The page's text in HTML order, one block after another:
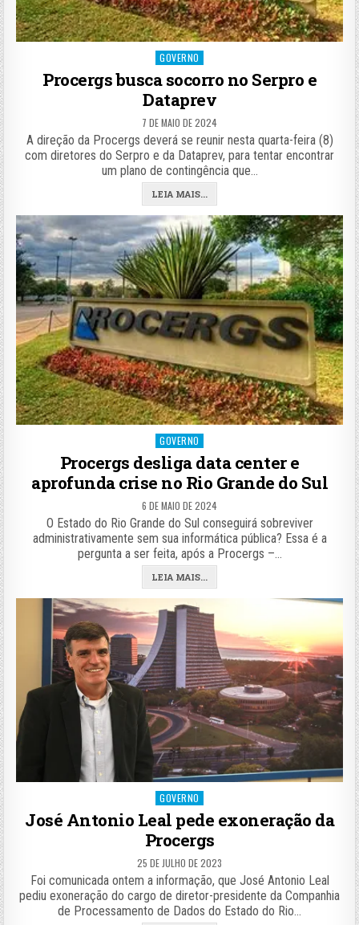
Posted
GOVERNO
Procergs busca socorro no Serpro e
Dataprev
7 DE MAIO DE 2024
A direção da Procergs deverá se reunir nesta quarta-feira (8)
com diretores do Serpro e da Dataprev, para tentar encontrar
um plano de contingência que…
LEIA MAIS...
Posted
in
GOVERNO
Procergs desliga data center e
aprofunda crise no Rio Grande do Sul
6 DE MAIO DE 2024
O Estado do Rio Grande do Sul conseguirá sobreviver
administrativamente sem sua informática pública? Essa é a
pergunta a ser feita, após a Procergs –…
LEIA MAIS...
Posted
GOVERNO
José Antonio Leal pede exoneração da
Procergs
25 DE JULHO DE 2023
Foi comunicada ontem a informação, que José Antonio Leal
pediu exoneração do cargo de diretor-presidente da Companhia
de Processamento de Dados do Estado do Rio…